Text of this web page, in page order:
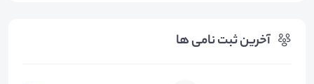
آخرین ثبت نامی ها